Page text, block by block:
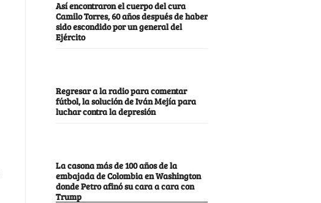
Así encontraron el cuerpo del cura
Camilo Torres, 60 años después de haber
sido escondido por un general del
Ejército
Regresar a la radio para comentar
fútbol, la solución de Iván Mejía para
luchar contra la depresión
La casona más de 100 años de la
embajada de Colombia en Washington
donde Petro afinó su cara a cara con
Trump